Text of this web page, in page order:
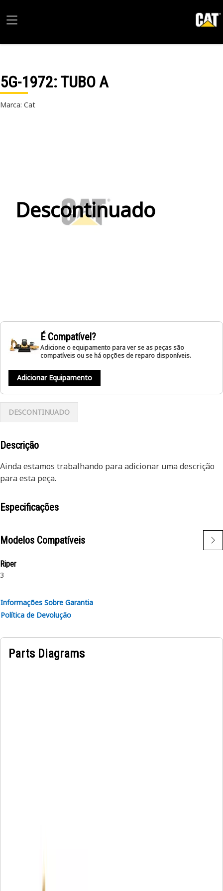
5G-1972: TUBO A
Marca: Cat
Descontinuado
É Compatível?
Adicione o equipamento para ver se as peças são
compatíveis ou se há opções de reparo disponíveis.
Adicionar Equipamento
DESCONTINUADO
Descrição
Ainda estamos trabalhando para adicionar uma descrição
para esta peça.
Especificações
Modelos Compatíveis
Riper
3
Informações Sobre Garantia
Política de Devolução
Parts Diagrams